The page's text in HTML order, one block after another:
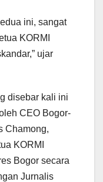
ini, sangat
KORMI
ujar
disebar kali ini
CEO Bogor-
Chamong,
KORMI
Bogor secara
Jurnalis